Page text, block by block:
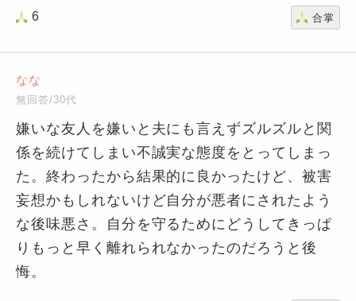
6 合掌
なな
無回答/30代
嫌いな友人を嫌いと夫にも言えずズルズルと関
係を続けてしまい不誠実な態度をとってしまっ
た。終わったから結果的に良かったけど、被害
妄想かもしれないけど自分が悪者にされたよう
な後味悪さ。自分を守るためにどうしてきっぱ
りもっと早く離れられなかったのだろうと後
悔。